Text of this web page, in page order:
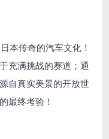
本传奇的汽车文化！
充满挑战的赛道；通
自真实美景的开放世
最终考验！